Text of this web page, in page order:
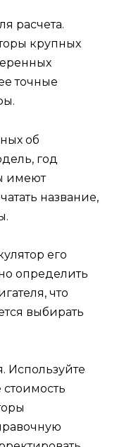
расчета.
крупных
точные
об
год
имеют
название,
его
определить
что
выбирать
Используйте